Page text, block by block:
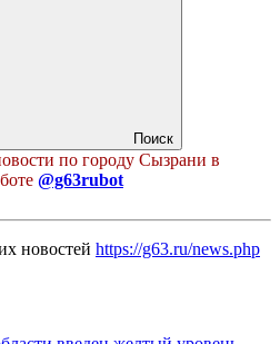
Поиск
по городу Сызрани в
@g63rubot
новостей https://g63.ru/news.php